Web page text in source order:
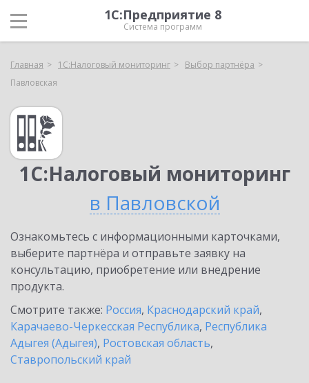
1С:Предприятие 8
Система программ
Главная 1С:Налоговый мониторинг
Выбор партнёра
Павловская
1С:Налоговый мониторинг
в Павловской
Ознакомьтесь с информационными карточками,
выберите партнёра и отправьте заявку на
консультацию, приобретение или внедрение
продукта.
Смотрите также: Россия, Краснодарский край,
Карачаево-Черкесская Республика, Республика
Адыгея (Адыгея), Ростовская область,
Ставропольский край